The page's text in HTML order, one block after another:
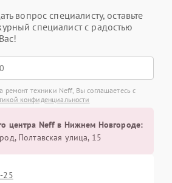
вопрос специалисту, оставьте
специалист с радостью
ремонт техники Neff, Вы соглашаетесь с
конфиденциальности
центра Neff в Нижнем Новгороде:
Полтавская улица, 15
25